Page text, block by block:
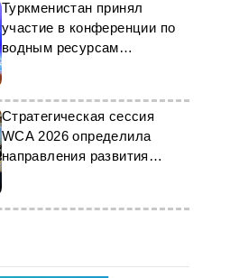
Туркменистан принял
участие в конференции по
водным ресурсам
Центральной Азии
Стратегическая сессия
WCA 2026 определила
направления развития
города